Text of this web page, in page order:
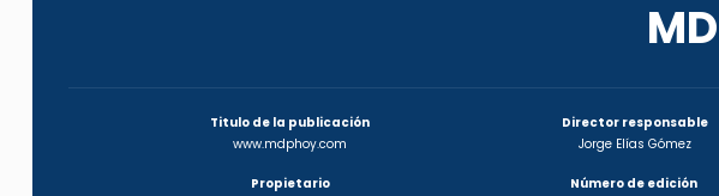
Titulo de la publicación
www.mdphoy.com
Propietario
Director responsable
Jorge Elías Gómez
Número de edición